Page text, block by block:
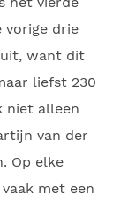
vorige drie
want dit
liefst 230
niet alleen
van der
Op elke
met een